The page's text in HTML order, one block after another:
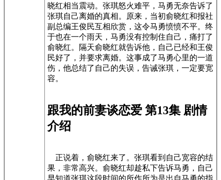
晓红相当震动。张琪怒火难平，马勇无奈告诉了
张琪自己离婚的真相。原来，当初俞晓红和报社
副总编王俊民互相欣赏，这令马勇愤愤不平。终
于也在一个雨天，马勇没有控制住自己，痛打了
俞晓红。隔天俞晓红就告诉他，自己已经和王俊
民好了，并要求离婚。这事成了马勇心里的一道
伤，他总结了自己的失误，告诫张琪，一定要宽
容。
跟我的前妻谈恋爱 第13集 剧情
介绍
正说着，俞晓红来了。张琪看到自己宽容的结
果，非常高兴。俞晓红却趁私下告诉马勇，自己